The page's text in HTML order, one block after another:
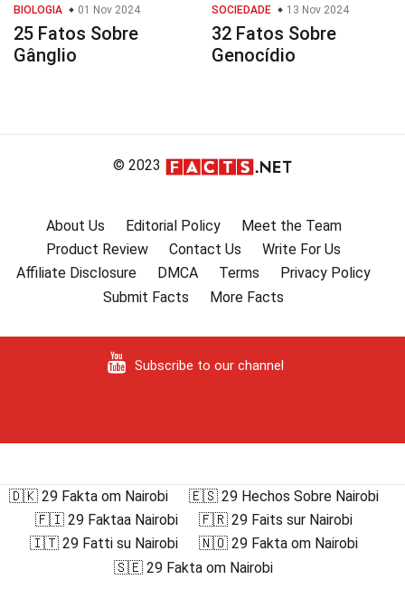
BIOLOGIA 01 Nov 2024
25 Fatos Sobre
Gânglio
SOCIEDADE 13 Nov 2024
32 Fatos Sobre
Genocídio
© 2023
About Us Editorial Policy
Meet the Team
Product Review
Contact Us
Write For Us
Affiliate Disclosure
DMCA Terms
Privacy Policy
Submit Facts
More Facts
Subscribe to our channel
🇩🇰 29 Fakta om Nairobi
🇪🇸 29 Hechos Sobre Nairobi
🇫🇮 29 Faktaa Nairobi
🇫🇷 29 Faits sur Nairobi
🇮🇹 29 Fatti su Nairobi
🇳🇴 29 Fakta om Nairobi
🇸🇪 29 Fakta om Nairobi